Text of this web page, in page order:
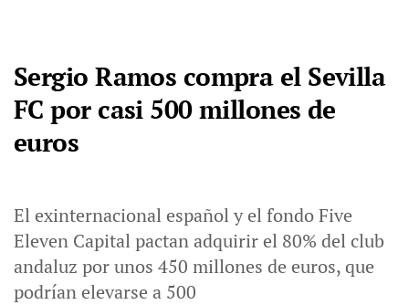
Sergio Ramos compra el Sevilla
FC por casi 500 millones de
euros
El exinternacional español y el fondo Five
Eleven Capital pactan adquirir el 80% del club
andaluz por unos 450 millones de euros, que
podrían elevarse a 500